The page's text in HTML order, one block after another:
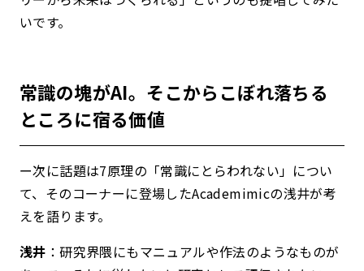
いです。
常識の塊がAI。そこからこぼれ落ちる
ところに宿る価値
ー次に話題は7原理の「常識にとらわれない」につい
て、そのコーナーに登場したAcademimicの浅井が考
えを語ります。
浅井 ：研究界隈にもマニュアルや作法のようなものが